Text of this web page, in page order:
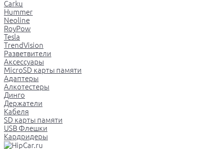
Carku
Hummer
Neoline
RoyPow
Tesla
TrendVision
Разветвители
Аксессуары
MicroSD карты памяти
Адаптеры
Алкотестеры
Динго
Держатели
Кабеля
SD карты памяти
USB Флешки
Кардридеры